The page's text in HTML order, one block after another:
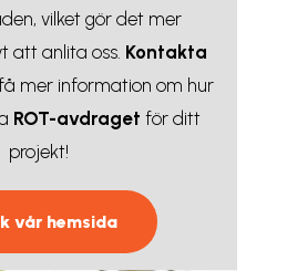
vilket gör det mer
att anlita oss. Kontakta
mer information om hur
ROT-avdraget för ditt
projekt!
vår hemsida